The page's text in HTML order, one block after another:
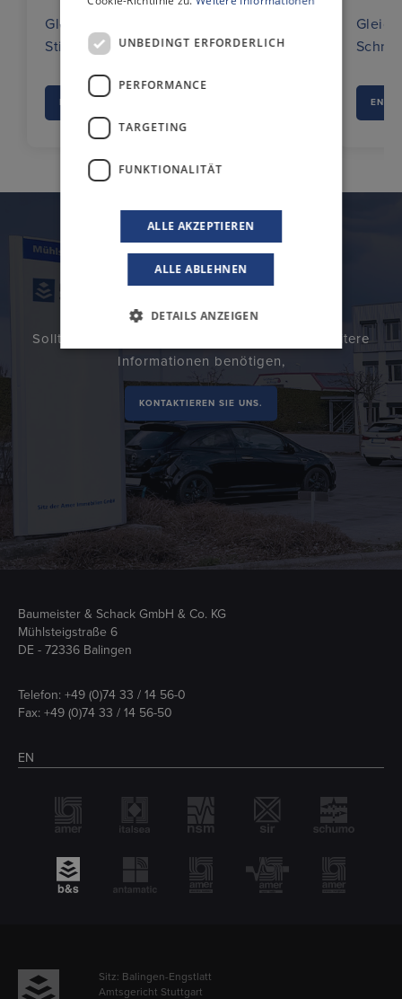
Gleichstromantrieb mit
Stirnradgetriebe
ENTDECKEN SIE MEHR
Sollten Sie zusätzliche Fragen haben, oder weitere
Informationen benötigen,
KONTAKTIEREN SIE UNS.
Baumeister & Schack GmbH & Co. KG
Mühlsteigstraße 6
DE - 72336 Balingen
Telefon: +49 (0)74 33 / 14 56-0
Fax: +49 (0)74 33 / 14 56-50
EN
Sitz: Balingen-Engstlatt
Amtsgericht Stuttgart
UNBEDINGT ERFORDERLICH
PERFORMANCE
TARGETING
FUNKTIONALITÄT
ALLE AKZEPTIEREN
ALLE ABLEHNEN
DETAILS ANZEIGEN